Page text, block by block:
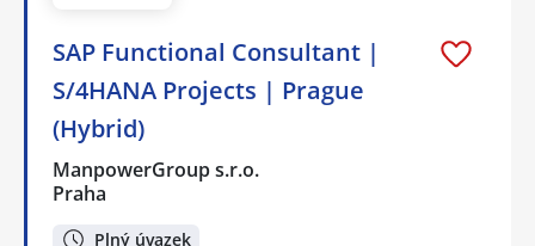
SAP Functional Consultant |
S/4HANA Projects | Prague
(Hybrid)
ManpowerGroup s.r.o.
Praha
Plný úvazek